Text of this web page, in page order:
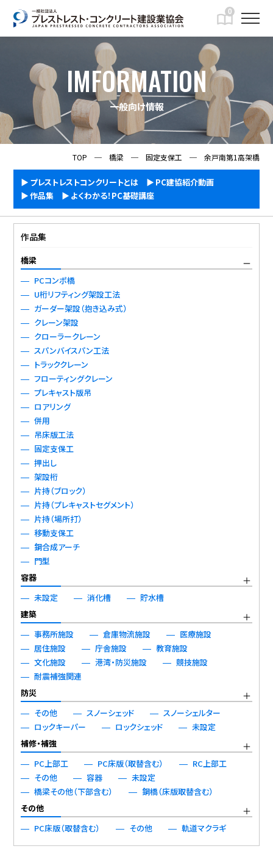
0
IMFORMATION
一般向け情報
TOP ─ 橋梁 ─ 固定支保工 ─ 余戸南第1高架橋
プレストレストコンクリートとは
PC建協紹介動画
作品集
よくわかる！PC基礎講座
作品集
橋梁
PCコンポ橋
U桁リフティング架設工法
ガーダー架設（抱き込み式）
クレーン架設
クローラークレーン
スパンバイスパン工法
トラッククレーン
フローティングクレーン
プレキャスト版吊
ロアリング
併用
吊床版工法
固定支保工
押出し
架設桁
片持（ブロック）
片持（プレキャストセグメント）
片持（場所打）
移動支保工
鋼合成アーチ
門型
容器
未設定
消化槽
貯水槽
建築
事務所施設
倉庫物流施設
医療施設
居住施設
庁舎施設
教育施設
文化施設
港湾・防災施設
競技施設
耐震補強関連
防災
その他
スノーシェッド
スノーシェルター
ロックキーパー
ロックシェッド
未設定
補修・補強
PC上部工
PC床版（取替含む）
RC上部工
その他
容器
未設定
橋梁その他（下部含む）
鋼橋（床版取替含む）
その他
PC床版（取替含む）
その他 軌道マクラギ